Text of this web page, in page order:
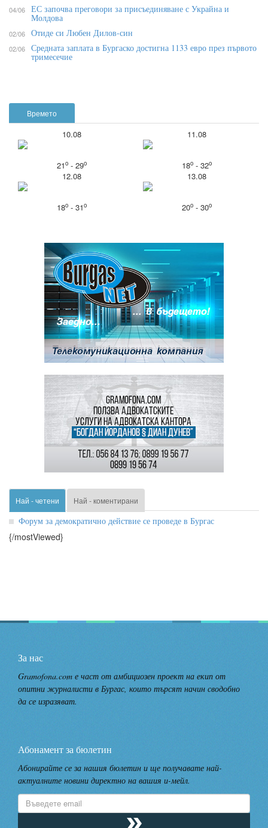
Времето
10.08
21o- 29o
11.08
18o- 32o
12.08
18o- 31o
13.08
20o- 30o
04/06 ЕС започва преговори за присъединяване с Украйна и
Молдова
02/06 Отиде си Любен Дилов-син
02/06 Средната заплата в Бургаско достигна 1133 евро през първото
тримесечие
Най - четени Най - коментирани
Форум за демократично действие се проведе в Бургас
{/mostViewed}
За нас
Gramofona.com е част от амбициозен проект на екип от
опитни журналисти в Бургас, които търсят начин сводобно
да се изразяват.
Абонамент за бюлетин
Абонирайте се за нашия бюлетин и ще получавате най-
актуалните новини директно на вашия и-мейл.